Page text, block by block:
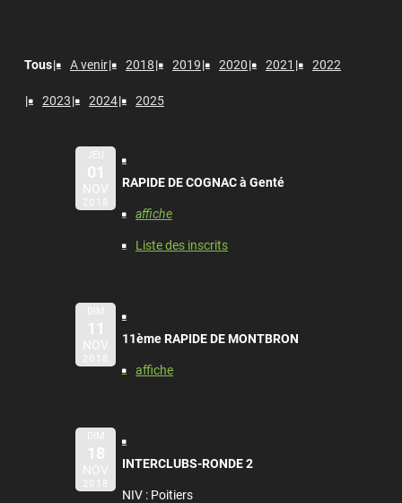
Tous A venir 2018 2019 2020 2021 2022
2023 2024 2025
JEU
01
NOV
2018
RAPIDE DE COGNAC à Genté
affiche
Liste des inscrits
DIM
11
NOV
2018
11ème RAPIDE DE MONTBRON
affiche
DIM
18
NOV
2018
INTERCLUBS-RONDE 2
NIV : Poitiers